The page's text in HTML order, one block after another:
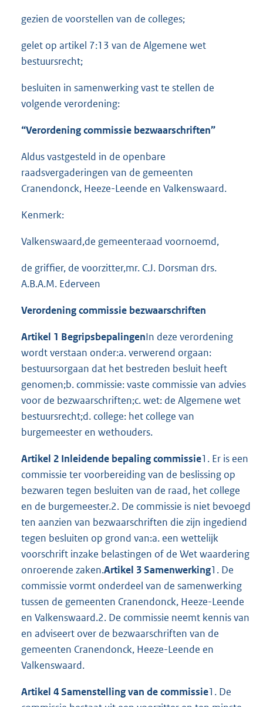
gezien de voorstellen van de colleges;
gelet op artikel 7:13 van de Algemene wet
bestuursrecht;
besluiten in samenwerking vast te stellen de
volgende verordening:
“Verordening commissie bezwaarschriften”
Aldus vastgesteld in de openbare
raadsvergaderingen van de gemeenten
Cranendonck, Heeze-Leende en Valkenswaard.
Kenmerk:
Valkenswaard,de gemeenteraad voornoemd,
de griffier, de voorzitter,mr. C.J. Dorsman drs.
A.B.A.M. Ederveen
Verordening commissie bezwaarschriften
Artikel 1 BegripsbepalingenIn deze verordening
wordt verstaan onder:a. verwerend orgaan:
bestuursorgaan dat het bestreden besluit heeft
genomen;b. commissie: vaste commissie van advies
voor de bezwaarschriften;c. wet: de Algemene wet
bestuursrecht;d. college: het college van
burgemeester en wethouders.
Artikel 2 Inleidende bepaling commissie1. Er is een
commissie ter voorbereiding van de beslissing op
bezwaren tegen besluiten van de raad, het college
en de burgemeester.2. De commissie is niet bevoegd
ten aanzien van bezwaarschriften die zijn ingediend
tegen besluiten op grond van:a. een wettelijk
voorschrift inzake belastingen of de Wet waardering
onroerende zaken.Artikel 3 Samenwerking1. De
commissie vormt onderdeel van de samenwerking
tussen de gemeenten Cranendonck, Heeze-Leende
en Valkenswaard.2. De commissie neemt kennis van
en adviseert over de bezwaarschriften van de
gemeenten Cranendonck, Heeze-Leende en
Valkenswaard.
Artikel 4 Samenstelling van de commissie1. De